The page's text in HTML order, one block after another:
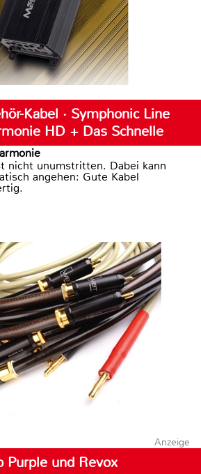
Kabel · Symphonic Line
HD + Das Schnelle
nicht unumstritten. Dabei kann
angehen: Gute Kabel
Anzeige
Purple und Revox